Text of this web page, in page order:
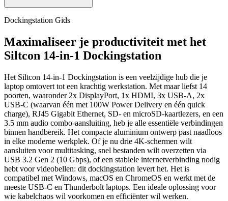
Dockingstation Gids
Maximaliseer je productiviteit met het
Siltcon 14-in-1 Dockingstation
Het Siltcon 14-in-1 Dockingstation is een veelzijdige hub die je
laptop omtovert tot een krachtig werkstation. Met maar liefst 14
poorten, waaronder 2x DisplayPort, 1x HDMI, 3x USB-A, 2x
USB-C (waarvan één met 100W Power Delivery en één quick
charge), RJ45 Gigabit Ethernet, SD- en microSD-kaartlezers, en een
3.5 mm audio combo-aansluiting, heb je alle essentiële verbindingen
binnen handbereik. Het compacte aluminium ontwerp past naadloos
in elke moderne werkplek. Of je nu drie 4K-schermen wilt
aansluiten voor multitasking, snel bestanden wilt overzetten via
USB 3.2 Gen 2 (10 Gbps), of een stabiele internetverbinding nodig
hebt voor videobellen: dit dockingstation levert het. Het is
compatibel met Windows, macOS en ChromeOS en werkt met de
meeste USB-C en Thunderbolt laptops. Een ideale oplossing voor
wie kabelchaos wil voorkomen en efficiënter wil werken.